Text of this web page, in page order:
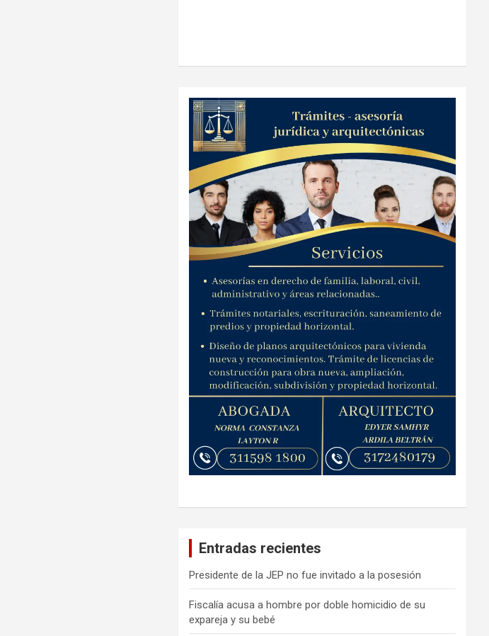
Entradas recientes
Presidente de la JEP no fue invitado a la posesión
Fiscalía acusa a hombre por doble homicidio de su
expareja y su bebé